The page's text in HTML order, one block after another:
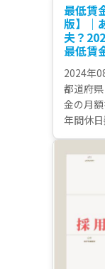
最低賃
版】｜
夫？
最低賃
2024年
都道府
金の月
年間休
時間な
金に対